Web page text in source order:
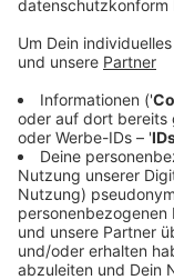
Städten wie
Veröffentlicht:
Anzeige
Im
stark
oder die „Work-
wurden dafür